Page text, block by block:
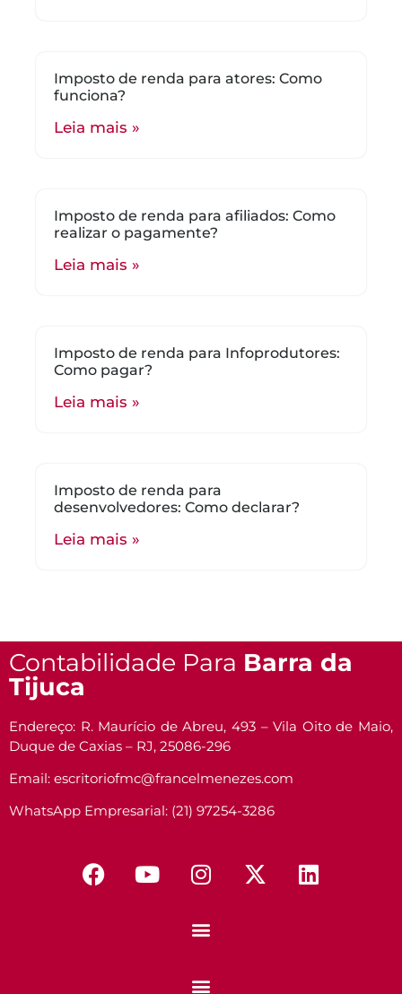
Imposto de renda para atores: Como
funciona?
Leia mais »
Imposto de renda para afiliados: Como
realizar o pagamente?
Leia mais »
Imposto de renda para Infoprodutores:
Como pagar?
Leia mais »
Imposto de renda para
desenvolvedores: Como declarar?
Leia mais »
Contabilidade Para Barra da
Tijuca
Endereço: R. Maurício de Abreu, 493 – Vila Oito de Maio,
Duque de Caxias – RJ, 25086-296
Email: escritoriofmc@francelmenezes.com
WhatsApp Empresarial: (21) 97254-3286